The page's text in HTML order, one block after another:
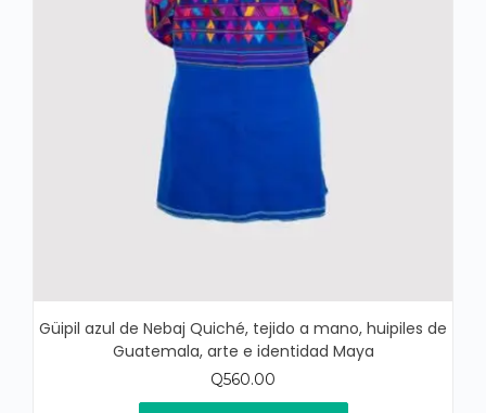
Güipil azul de Nebaj Quiché, tejido a mano, huipiles de
Guatemala, arte e identidad Maya
Q560.00